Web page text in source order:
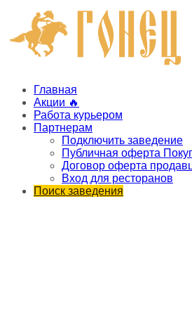
Главная
Акции 🔥
Работа курьером
Партнерам
Подключить заведение
Публичная оферта
Договор оферта
Вход для ресторанов
Поиск заведения